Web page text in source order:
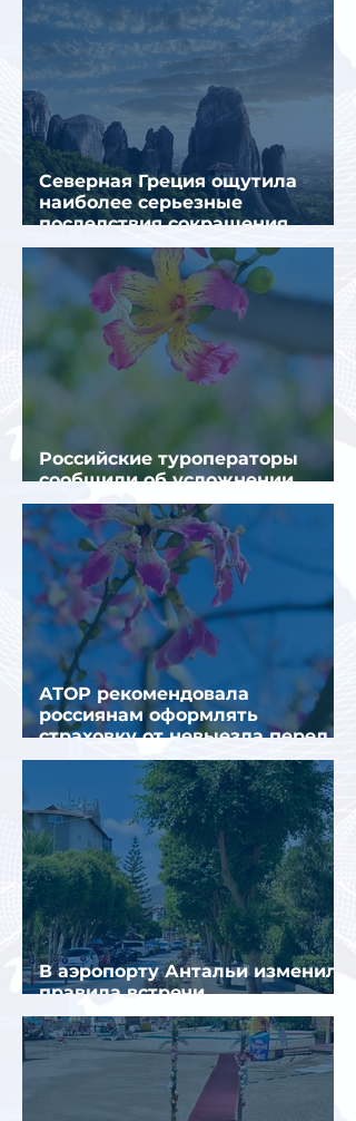
Северная Греция ощутила
наиболее серьезные
последствия сокращения
турпотока из России
Российские туроператоры
сообщили об усложнении
получения виз в Грецию
АТОР рекомендовала
россиянам оформлять
страховку от невыезда перед
поездкой в Грецию
В аэропорту Антальи изменили
правила встречи
организованных туристов